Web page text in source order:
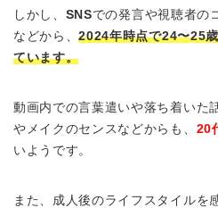
しかし、 SNSでの発言や視聴者の
などから、2024年時点で24〜25
ています。
動画内での言葉遣いや落ち着いた
やメイクのセンスなどからも、 20
いようです。
また、成人後のライフスタイルを